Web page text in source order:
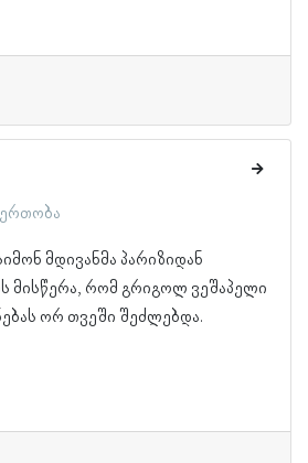
მდივანმა პარიზიდან
მისწერა, რომ გრიგოლ ვეშაპელი
ორ თვეში შეძლებდა.